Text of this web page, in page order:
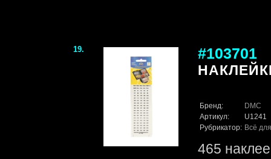
19. #103701
Бренд:
DMC
Артикул:
U1241
Рубрикатор: Всё
465